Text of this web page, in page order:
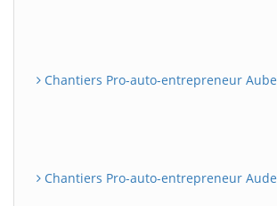
Chantiers Pro-auto-entrepreneur Aube
Chantiers Pro-auto-entrepreneur Aude